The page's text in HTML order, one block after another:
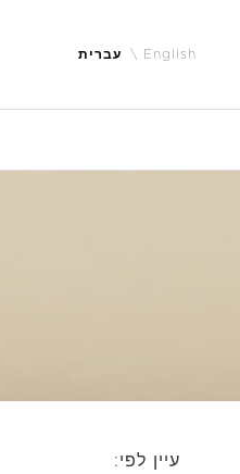
English עברית
עיין לפי: